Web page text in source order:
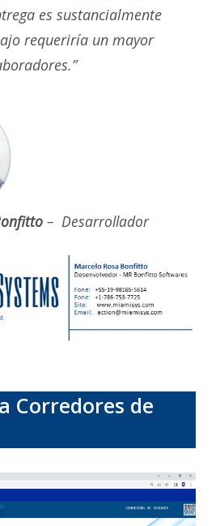
es sustancialmente
requeriría un mayor
– Desarrollador
Corredores de